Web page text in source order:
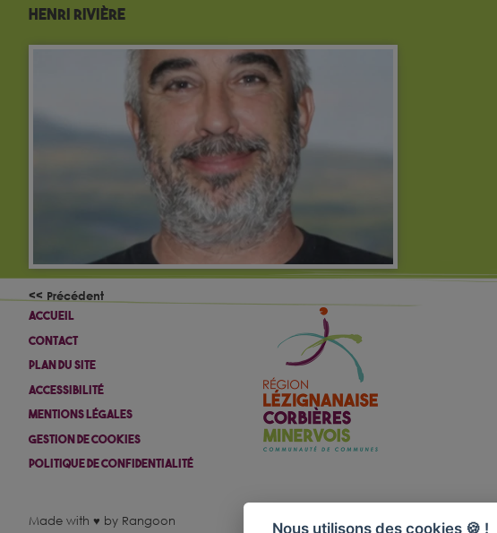
Henri Rivière
<< Précédent
Accueil
Contact
Plan Du Site
Accessibilité
Mentions Légales
Gestion De Cookies
Politique De Confidentialité
Made with ♥ by Rangoon Nous utilisons des cookies 🍪 !